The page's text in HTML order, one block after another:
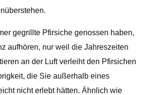
gegrillte Pfirsiche genossen haben,
aufhören, nur weil die Jahreszeiten
an der Luft verleiht den Pfirsichen
die Sie außerhalb eines
nicht erlebt hätten. Ähnlich wie